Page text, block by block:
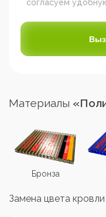
согласуем
Материалы
Бронза
Замена цвета